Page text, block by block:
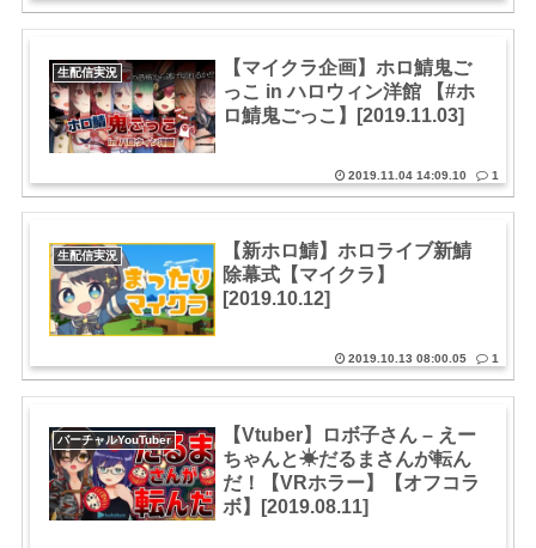
生配信実況
【マイクラ企画】ホロ鯖鬼ご
っこ in ハロウィン洋館 【#ホ
ロ鯖鬼ごっこ】[2019.11.03]
2019.11.04 14:09.10 1
生配信実況
【新ホロ鯖】ホロライブ新鯖
除幕式【マイクラ】
[2019.10.12]
2019.10.13 08:00.05 1
バーチャルYouTuber
【Vtuber】ロボ子さん – えー
ちゃんと☀だるまさんが転ん
だ！【VRホラー】【オフコラ
ボ】[2019.08.11]